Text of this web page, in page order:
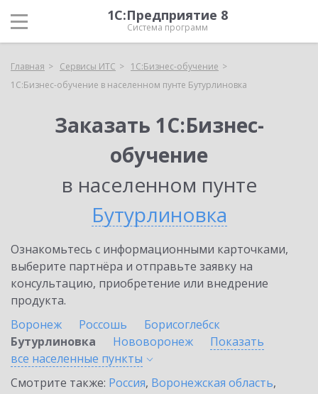
1С:Предприятие 8
Система программ
Главная Сервисы ИТС
1С:Бизнес-обучение
1С:Бизнес-обучение в населенном пунте Бутурлиновка
Заказать 1С:Бизнес-
обучение
в населенном пунте
Бутурлиновка
Ознакомьтесь с информационными карточками,
выберите партнёра и отправьте заявку на
консультацию, приобретение или внедрение
продукта.
Воронеж
Россошь
Борисоглебск
Бутурлиновка
Нововоронеж
Показать
все населенные пункты
Смотрите также: Россия, Воронежская область,